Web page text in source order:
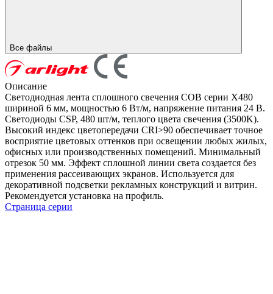
Все файлы
Описание
Светодиодная лента сплошного свечения COB серии X480
шириной 6 мм, мощностью 6 Вт/м, напряжение питания 24 В.
Светодиоды CSP, 480 шт/м, теплого цвета свечения (3500K).
Высокий индекс цветопередачи CRI>90 обеспечивает точное
восприятие цветовых оттенков при освещении любых жилых,
офисных или производственных помещений. Минимальный
отрезок 50 мм. Эффект сплошной линии света создается без
применения рассеивающих экранов. Используется для
декоративной подсветки рекламных конструкций и витрин.
Рекомендуется установка на профиль.
Страница серии